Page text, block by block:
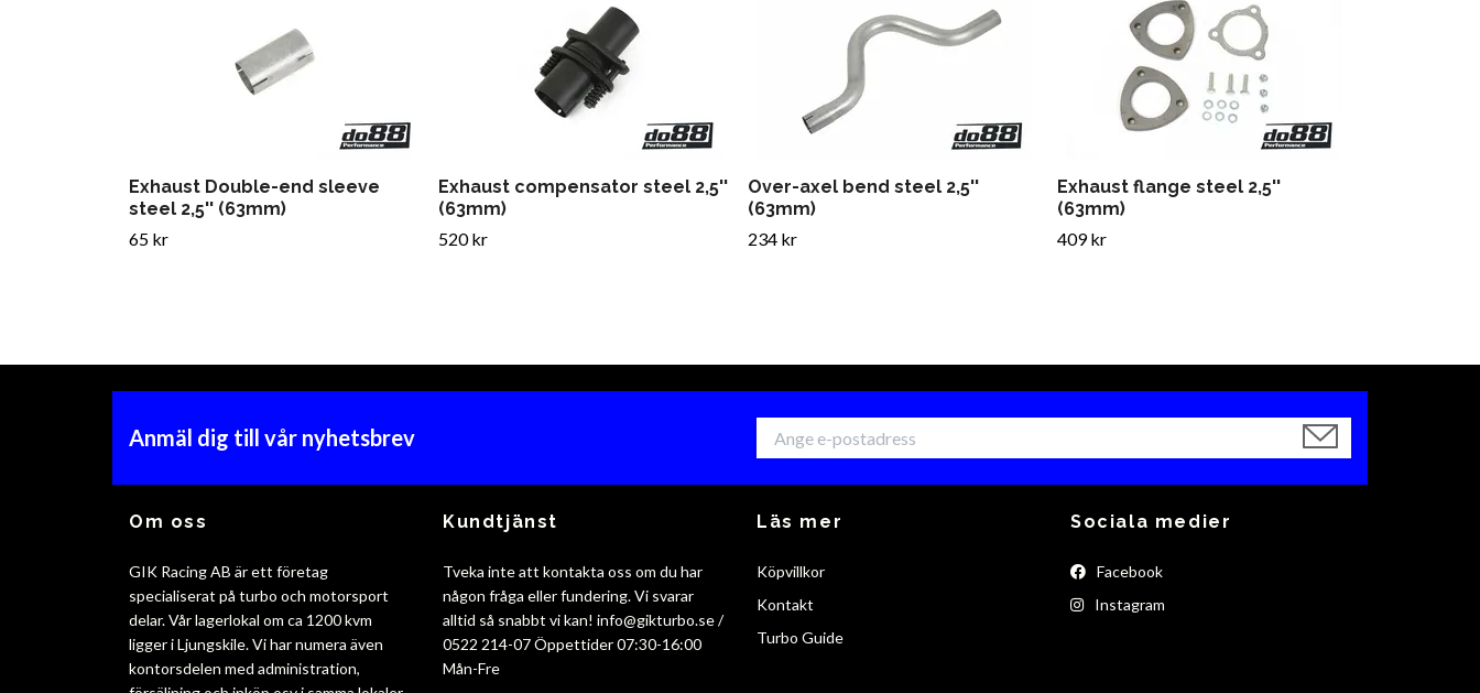
Exhaust Double-end sleeve
steel 2,5'' (63mm)
65 kr
Exhaust compensator steel 2,5''
(63mm)
520 kr
Over-axel bend steel 2,5''
(63mm)
234 kr
Exhaust flange steel 2,5''
(63mm)
409 kr
Anmäl dig till vår nyhetsbrev
Om oss
GIK Racing AB är ett företag
specialiserat på turbo och motorsport
delar. Vår lagerlokal om ca 1200 kvm
ligger i Ljungskile. Vi har numera även
kontorsdelen med administration,
Kundtjänst
Tveka inte att kontakta oss om du har
någon fråga eller fundering. Vi svarar
alltid så snabbt vi kan! info@gikturbo.se/
0522 214-07 Öppettider 07:30-16:00
Mån-Fre
Läs mer
Köpvillkor
Kontakt
Turbo Guide
Sociala medier
Facebook
Instagram